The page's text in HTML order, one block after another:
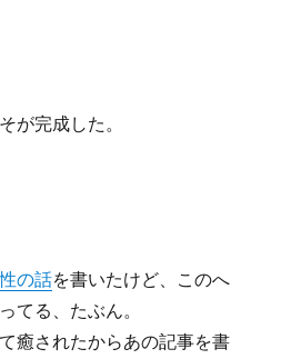
が完成した。
の話を書いたけど、このへ
てる、たぶん。
癒されたからあの記事を書